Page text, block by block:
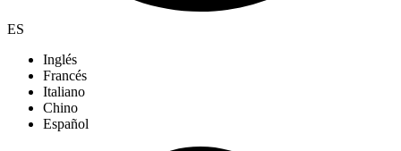
ES
Inglés
Francés
Italiano
Chino
Español